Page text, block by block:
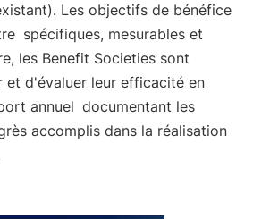
Les objectifs de bénéfice
spécifiques, mesurables et
les Benefit Societies sont
et d'évaluer leur efficacité en
annuel documentant les
accomplis dans la réalisation